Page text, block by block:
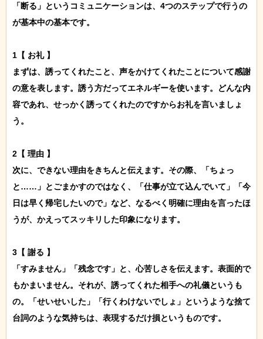
「断る」というコミュニケーションは、4つのステップで行うの
が基本中の基本です。
1【 お礼 】
まずは、誘ってくれたこと、声をかけてくれたことについて感謝
の意を表します。誘う方だってエネルギーを使います。どんな内
容であれ、せっかく誘ってくれたのですからお礼を言いましょ
う。
2【 理由 】
次に、できない理由をきちんと伝えます。その際、「ちょっ
と……」とごまかすのではなく、「仕事が立て込んでいて」「今
日は早く帰宅したいので」など、なるべく明確に理由を言ったほ
うが、かえってスッキリした印象になります。
3【 謝る 】
「すみません」「残念です」と、心苦しさを伝えます。表面的で
もかまいません。それが、誘ってくれた相手への礼儀というも
の。「せいせいした」「行くわけないでしょ」というような捨て
台詞のような気持ちは、表現するだけ損というものです。